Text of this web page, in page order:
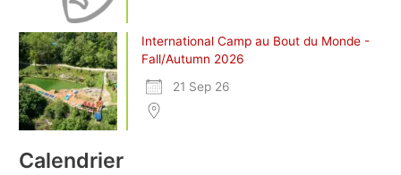
International Camp au Bout du Monde -
Fall/Autumn 2026
21 Sep 26
Calendrier